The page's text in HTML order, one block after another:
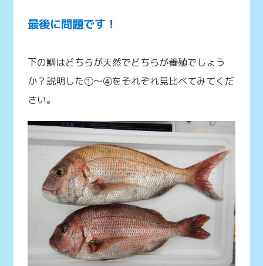
最後に問題です！
下の鯛はどちらが天然でどちらが養殖でしょう
か？説明した①～④をそれぞれ見比べてみてくだ
さい。